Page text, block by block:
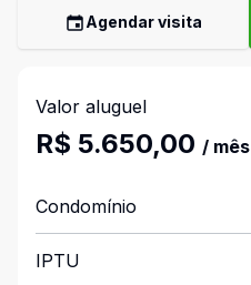
Agendar visita
Valor aluguel
R$ 5.650,00 / mês
Condomínio
IPTU